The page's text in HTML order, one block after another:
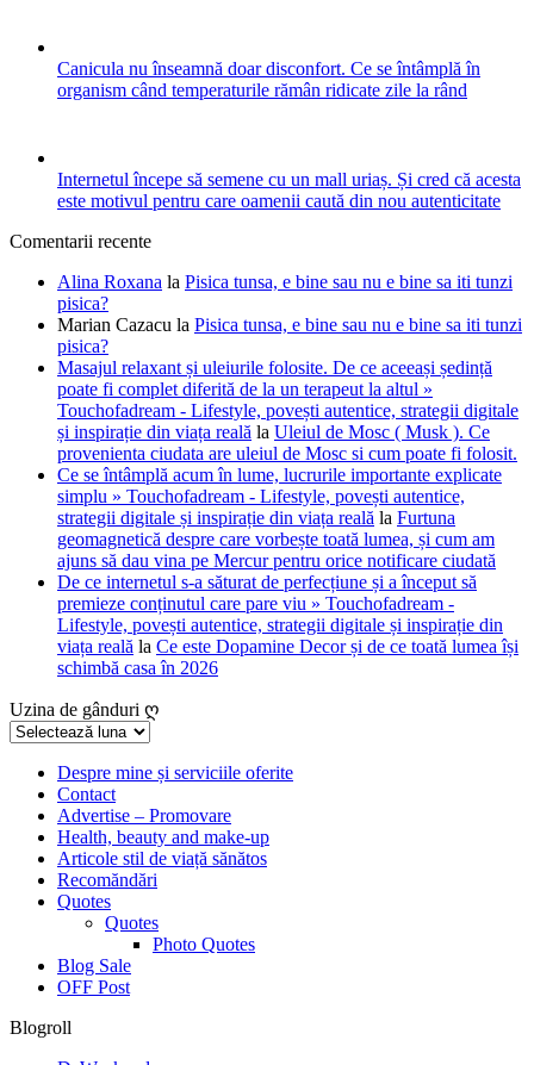
Canicula nu înseamnă doar disconfort. Ce se întâmplă în
organism când temperaturile rămân ridicate zile la rând
Internetul începe să semene cu un mall uriaș. Și cred că acesta
este motivul pentru care oamenii caută din nou autenticitate
Comentarii recente
Alina Roxana la Pisica tunsa, e bine sau nu e bine sa iti tunzi
pisica?
Marian Cazacu la Pisica tunsa, e bine sau nu e bine sa iti tunzi
pisica?
Masajul relaxant și uleiurile folosite. De ce aceeași ședință
poate fi complet diferită de la un terapeut la altul »
Touchofadream - Lifestyle, povești autentice, strategii digitale
și inspirație din viața reală la Uleiul de Mosc ( Musk ). Ce
provenienta ciudata are uleiul de Mosc si cum poate fi folosit.
Ce se întâmplă acum în lume, lucrurile importante explicate
simplu » Touchofadream - Lifestyle, povești autentice,
strategii digitale și inspirație din viața reală la Furtuna
geomagnetică despre care vorbește toată lumea, și cum am
ajuns să dau vina pe Mercur pentru orice notificare ciudată
De ce internetul s-a săturat de perfecțiune și a început să
premieze conținutul care pare viu » Touchofadream -
Lifestyle, povești autentice, strategii digitale și inspirație din
viața reală la Ce este Dopamine Decor și de ce toată lumea își
schimbă casa în 2026
Uzina de gânduri ღ
Uzina
gânduriDespre mine și serviciile oferite
Contact
Advertise – Promovare
Health, beauty and make-up
Articole stil de viață sănătos
Recomăndări
Quotes
Quotes
Photo Quotes
Blog Sale
OFF Post
Blogroll